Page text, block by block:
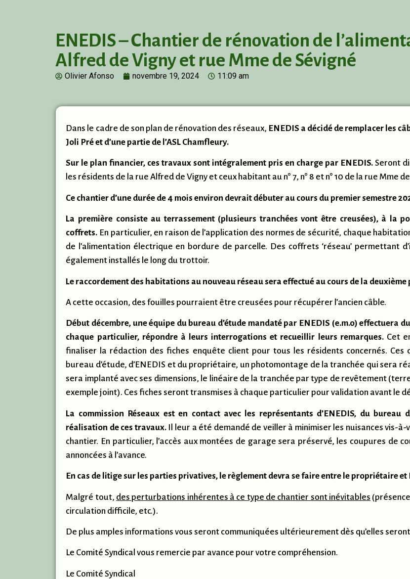
ENEDIS – Chantier de rénovation de
Alfred de Vigny et rue Mme de Sévigné
Olivier Afonso novembre 19, 2024 11:09 am
Dans le cadre de son plan de rénovation des réseaux, ENEDIS a décidé de remplacer les
Joli Pré et d’une partie de l’ASL Chamfleury.
Sur le plan financier, ces travaux sont intégralement pris en charge par ENEDIS. Seront
les résidents de la rue Alfred de Vigny et ceux habitant au n° 7, n° 8 et n° 10 de la rue Mme
Ce chantier d’une durée de 4 mois environ devrait débuter au cours du premier semestre
La première consiste au terrassement (plusieurs tranchées vont être creusées), à la
coffrets. En particulier, en raison de l’application des normes de sécurité, chaque
de l’alimentation électrique en bordure de parcelle. Des coffrets ‘réseau’ permettant
également installés le long du trottoir.
Le raccordement des habitations au nouveau réseau sera effectué au cours de la deuxième
A cette occasion, des fouilles pourraient être creusées pour récupérer l’ancien câble.
Début décembre, une équipe du bureau d’étude mandaté par ENEDIS (e.m.o) effectuera
chaque particulier, répondre à leurs interrogations et recueillir leurs remarques. Cet
finaliser la rédaction des fiches enquête client pour tous les résidents concernés. Ces
bureau d’étude, d’ENEDIS et du propriétaire, un photomontage de la tranchée qui sera
sera implanté avec ses dimensions, le linéaire de la tranchée par type de revêtement
exemple joint). Ces fiches seront transmises à chaque particulier pour validation avant le
La commission Réseaux est en contact avec les représentants d’ENEDIS, du
réalisation de ces travaux. Il leur a été demandé de veiller à minimiser les nuisances vis-
chantier. En particulier, l’accès aux montées de garage sera préservé, les coupures de
annoncées à l’avance.
En cas de litige sur les parties privatives, le règlement devra se faire entre le propriétaire et
Malgré tout, des perturbations inhérentes à ce type de chantier sont inévitables
circulation difficile, etc.).
De plus amples informations vous seront communiquées ultérieurement dès qu’elles
Le Comité Syndical vous remercie par avance pour votre compréhension.
Le Comité Syndical